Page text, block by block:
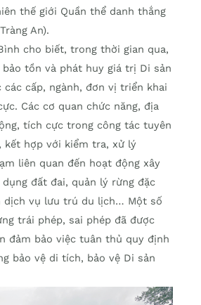
thế giới Quần thể danh thắng
An).
cho biết, trong thời gian qua,
bảo tồn và phát huy giá trị Di sản
các cấp, ngành, đơn vị triển khai
Các cơ quan chức năng, địa
tích cực trong công tác tuyên
kết hợp với kiểm tra, xử lý
liên quan đến hoạt động xây
đất đai, quản lý rừng đặc
dịch vụ lưu trú du lịch… Một số
trái phép, sai phép đã được
đảm bảo việc tuân thủ quy định
bảo vệ di tích, bảo vệ Di sản